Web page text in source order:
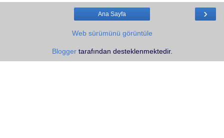
›
Ana Sayfa
Web sürümünü görüntüle
Bloggertarafından desteklenmektedir.